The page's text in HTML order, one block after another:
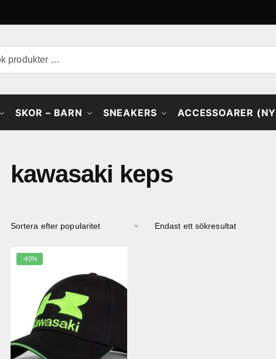
SKOR – BARN SNEAKERS ACCESSOARER
kawasaki keps
Endast ett sökresultat
-40%